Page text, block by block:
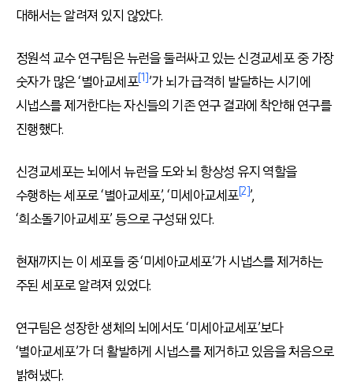
대해서는 알려져 있지 않았다.
정원석 교수 연구팀은 뉴런을 둘러싸고 있는 신경교세포 중 가장
숫자가 많은 ‘별아교세포[1]’가 뇌가 급격히 발달하는 시기에
시냅스를 제거한다는 자신들의 기존 연구 결과에 착안해 연구를
진행했다.
신경교세포는 뇌에서 뉴런을 도와 뇌 항상성 유지 역할을
수행하는 세포로 ‘별아교세포’, ‘미세아교세포[2]’,
‘희소돌기아교세포’ 등으로 구성돼 있다.
현재까지는 이 세포들 중 ‘미세아교세포’가 시냅스를 제거하는
주된 세포로 알려져 있었다.
연구팀은 성장한 생체의 뇌에서도 ‘미세아교세포’보다
‘별아교세포’가 더 활발하게 시냅스를 제거하고 있음을 처음으로
밝혀냈다.